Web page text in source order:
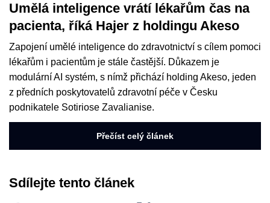
Umělá inteligence vrátí lékařům čas na
pacienta, říká Hajer z holdingu Akeso
Zapojení umělé inteligence do zdravotnictví s cílem pomoci
lékařům i pacientům je stále častější. Důkazem je
modulární AI systém, s nímž přichází holding Akeso, jeden
z předních poskytovatelů zdravotní péče v Česku
podnikatele Sotiriose Zavalianise.
Přečíst celý článek
Sdílejte tento článek